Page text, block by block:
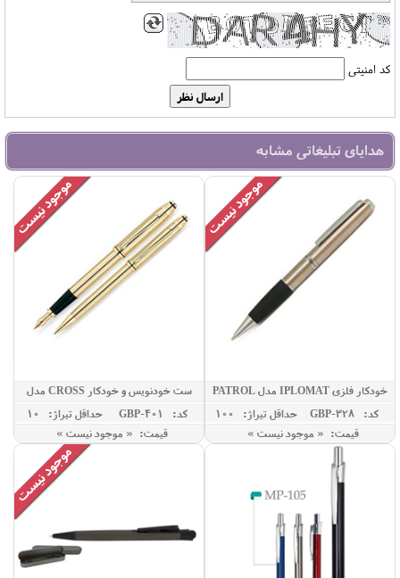
کد امنیتی
هدایای تبلیغاتی مشابه
خودکار فلزی IPLOMAT مدل PATROL
کد: GBP-328
حداقل تيراژ: 100
قیمت: « موجود نیست »
ست خودنویس و خودکار CROSS مدل
TOWNSEND
کد: GBP-401
حداقل تيراژ: 10
قیمت: « موجود نیست »